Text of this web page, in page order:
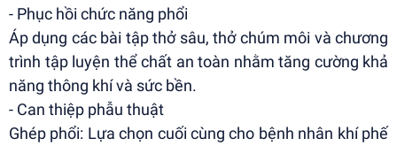
- Phục hồi chức năng phổi
Áp dụng các bài tập thở sâu, thở chúm môi và chương
trình tập luyện thể chất an toàn nhằm tăng cường khả
năng thông khí và sức bền.
- Can thiệp phẫu thuật
Ghép phổi: Lựa chọn cuối cùng cho bệnh nhân khí phế